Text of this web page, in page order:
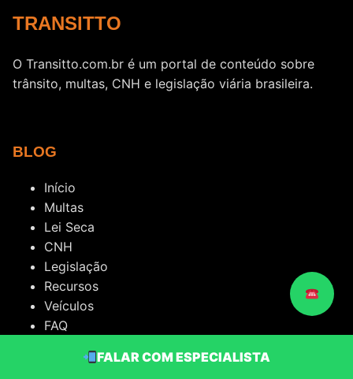
TRANSITTO
O Transitto.com.br é um portal de conteúdo sobre
trânsito, multas, CNH e legislação viária brasileira.
BLOG
Início
Multas
Lei Seca
CNH
Legislação
Recursos
Veículos
FAQ
FALAR COM ESPECIALISTA